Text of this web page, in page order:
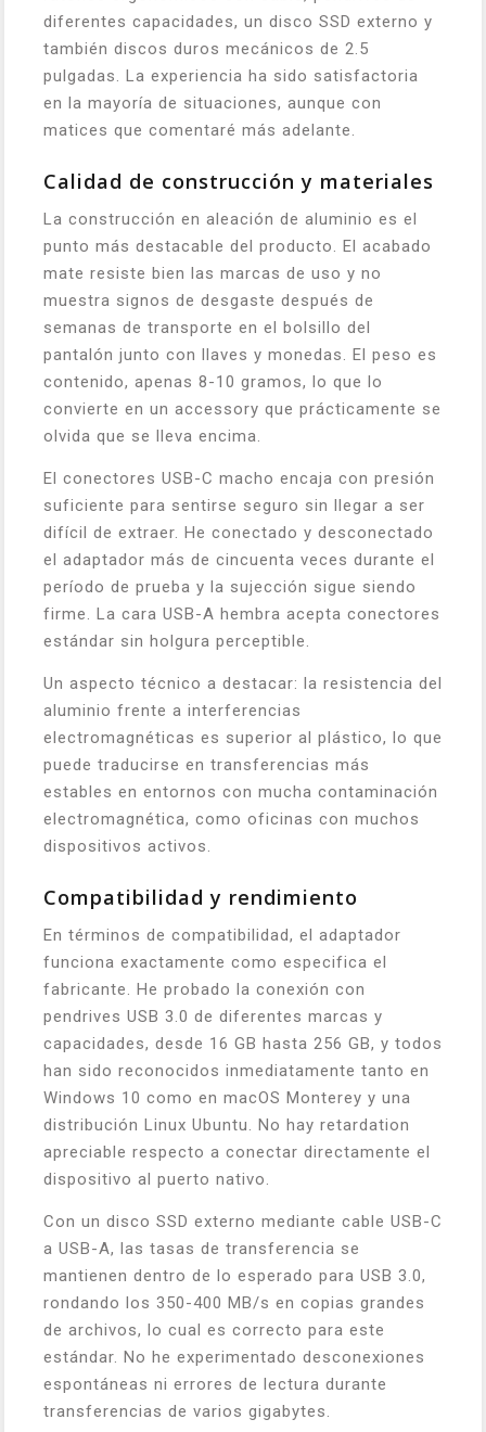
diferentes capacidades, un disco SSD externo y
también discos duros mecánicos de 2.5
pulgadas. La experiencia ha sido satisfactoria
en la mayoría de situaciones, aunque con
matices que comentaré más adelante.
Calidad de construcción y materiales
La construcción en aleación de aluminio es el
punto más destacable del producto. El acabado
mate resiste bien las marcas de uso y no
muestra signos de desgaste después de
semanas de transporte en el bolsillo del
pantalón junto con llaves y monedas. El peso es
contenido, apenas 8-10 gramos, lo que lo
convierte en un accessory que prácticamente se
olvida que se lleva encima.
El conectores USB-C macho encaja con presión
suficiente para sentirse seguro sin llegar a ser
difícil de extraer. He conectado y desconectado
el adaptador más de cincuenta veces durante el
período de prueba y la sujección sigue siendo
firme. La cara USB-A hembra acepta conectores
estándar sin holgura perceptible.
Un aspecto técnico a destacar: la resistencia del
aluminio frente a interferencias
electromagnéticas es superior al plástico, lo que
puede traducirse en transferencias más
estables en entornos con mucha contaminación
electromagnética, como oficinas con muchos
dispositivos activos.
Compatibilidad y rendimiento
En términos de compatibilidad, el adaptador
funciona exactamente como especifica el
fabricante. He probado la conexión con
pendrives USB 3.0 de diferentes marcas y
capacidades, desde 16 GB hasta 256 GB, y todos
han sido reconocidos inmediatamente tanto en
Windows 10 como en macOS Monterey y una
distribución Linux Ubuntu. No hay retardation
apreciable respecto a conectar directamente el
dispositivo al puerto nativo.
Con un disco SSD externo mediante cable USB-C
a USB-A, las tasas de transferencia se
mantienen dentro de lo esperado para USB 3.0,
rondando los 350-400 MB/s en copias grandes
de archivos, lo cual es correcto para este
estándar. No he experimentado desconexiones
espontáneas ni errores de lectura durante
transferencias de varios gigabytes.